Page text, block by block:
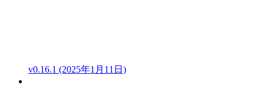
v0.16.1 (2025年1月11日)